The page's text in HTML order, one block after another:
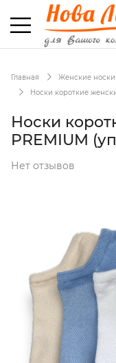
Главная
Женские носки
Носки короткие
Носки
PREMIUM
Нет отзывов